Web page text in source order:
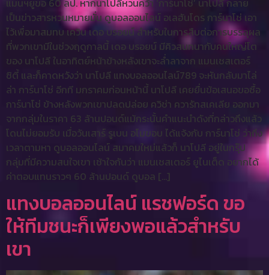
เป็นข่าวสารหวนหมายมั่น ดูบอลออนไลน์ อเลฮันโดร การ์นาโช่ เอา
ไว้เพื่อมาสมทบ เควิน เดอ บรอยน์ สำหรับในการสืบต่อการบรรลุผล
ที่พวกเขามีในช่วงฤดูกาลนี้ เดอ บรอยน์ มีคิวสนทนากับคนใหญ่โต
ของ นาโปลี ในอาทิตย์หน้าข้างหลังเขาจะล่ำลาจาก แมนเชสเตอร์
ซิตี้ และก็คาดหวังว่า นาโปลี แทงบอลออนไลน์789 จะหันกลับมาไล่
ล่า การ์นาโช่ อีกที มกราคมก่อนหน้านี้ นาโปลี เคยยื่นข้อเสนอขอซื้อ
การ์นาโช่ ข้างหลังพวกเขาปลดปล่อย ควิช่า ควารัทสเคเลีย ออกมา
จากกลุ่มในราคา 63 ล้านปอนด์แม้กระนั้นคำแนะนำดังที่กล่าวถึงแล้ว
โดนไม่ยอมรับ เมื่อวันเสาร์ รูเบน อโมขอบ ได้แจ้งกับ การ์นาโช่ ว่าถึง
เวลาตามหา ดูบอลออนไลน์ สมาคมใหม่แล้วก็ นาโปลี อยู่ในกรุ๊ป
กลุ่มที่มีความสนใจเขา เช้าใจกันว่า แมนเชสเตอร์ ยูไนเต็ด อยากได้
ค่าตอบแทนราวๆ 60 ล้านปอนด์ ดูบอล […]
แทงบอลออนไลน์ แรชฟอร์ด ขอ
ให้ทีมชนะก็เพียงพอแล้วสำหรับ
เขา